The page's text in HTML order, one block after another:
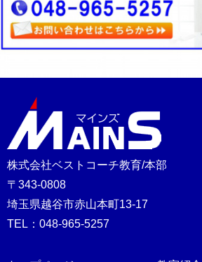
ビ
ゲ
ョ
ン
株式会社ベストコーチ教育/本部
〒343-0808
埼玉県越谷市赤山本町13-17
TEL：048-965-5257